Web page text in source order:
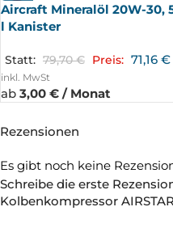
Aircraft Mineralöl 20W-30,
l Kanister
Statt: 79,70€ Preis: 71,16 €
inkl. MwSt
ab 3,00 € / Monat
Rezensionen
Es gibt noch keine
Schreibe die erste
Kolbenkompressor